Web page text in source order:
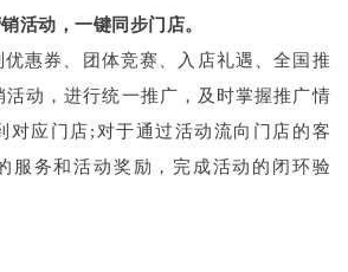
活动，一键同步门店。
券、团体竞赛、入店礼遇、全国推
活动，进行统一推广，及时掌握推广情
对应门店;对于通过活动流向门店的客
服务和活动奖励，完成活动的闭环验